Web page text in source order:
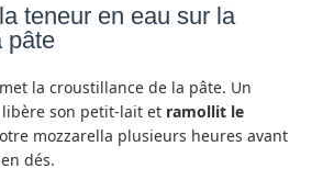
teneur en eau sur la
pâte
la croustillance de la pâte. Un
son petit-lait et ramollit le
mozzarella plusieurs heures avant
dés.